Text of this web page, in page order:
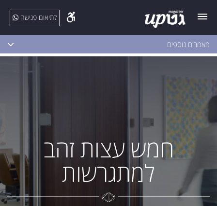
לתיאום פגישה
מאמרים נוספים
חמש עצות זהב
למתגרשות